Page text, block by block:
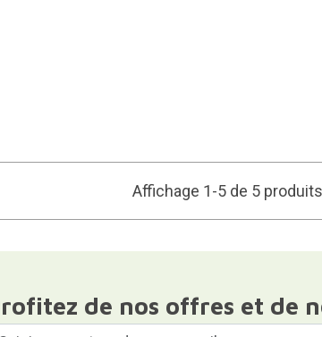
Affichage 1-5 de 5 produits
de nos offres et de